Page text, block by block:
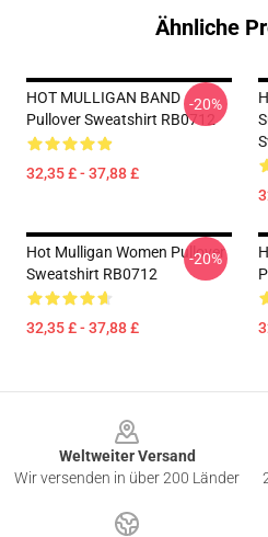
Ähnliche
HOT MULLIGAN BAND
Pullover Sweatshirt RB0712
32,35 £ - 37,88 £
-20%
Hot Mulligan Women Pullover
Sweatshirt RB0712
32,35 £ - 37,88 £
-20%
Weltweiter Versand
Wir versenden in über 200 Länder